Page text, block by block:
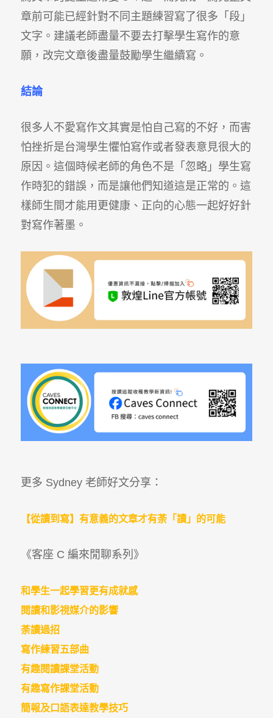
章前可能已經針對不同主題練習寫了很多「段」
文字。建議老師盡量不要去打擊學生寫作的意
願，改完文章後盡量鼓勵學生繼續寫。
結論
很多人不愛寫作文其實是怕自己寫的不好，而害
怕挫折是台灣學生懼怕寫作或者發表意見很大的
原因。這個時候老師的角色不是「忽略」學生寫
作時犯的錯誤，而是讓他們知道這是正常的。這
樣師生間才能用更健康、正向的心態一起好好針
對寫作著墨。
更多 Sydney 老師好文分享：
【從讀到寫】有意義的文章才有荼「讀」的可能
《客座 C 編來閒聊系列》
和學生一起學習更有成就感
閱讀和影視媒介的影響
荼讀過招
寫作練習五部曲
有趣閱讀課堂活動
有趣寫作課堂活動
簡報及口語表達教學技巧